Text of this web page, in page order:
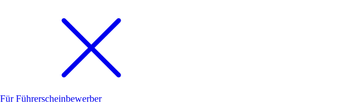
Für Führerscheinbewerber